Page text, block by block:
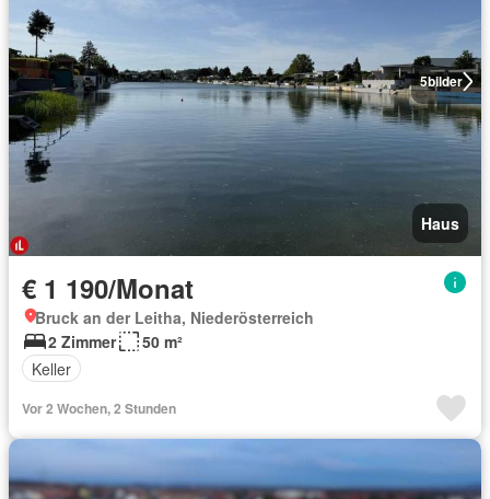
5bilder
Haus
€ 1 190/Monat
Bruck an der Leitha, Niederösterreich
2 Zimmer
50 m²
Keller
Vor 2 Wochen, 2 Stunden